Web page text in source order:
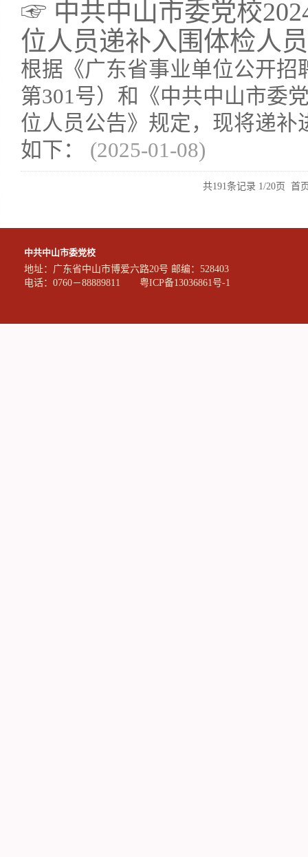
☞ 中共中山市委党校
位人员递补入围体检人
根据《广东省事业单位公开
第301号）和《中共中山市委
位人员公告》规定，现将递
如下： (2025-01-08)
共191条记录 1/20页 首
中共中山市委党校
地址：广东省中山市博爱六路20号 邮编：528403
电话：0760－88889811 粤ICP备13036861号-1